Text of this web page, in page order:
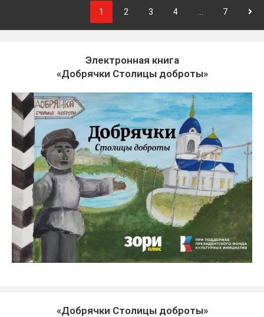
1 2 3 4 7
Электронная книга
«Добрячки Столицы доброты»
«Добрячки Столицы доброты»